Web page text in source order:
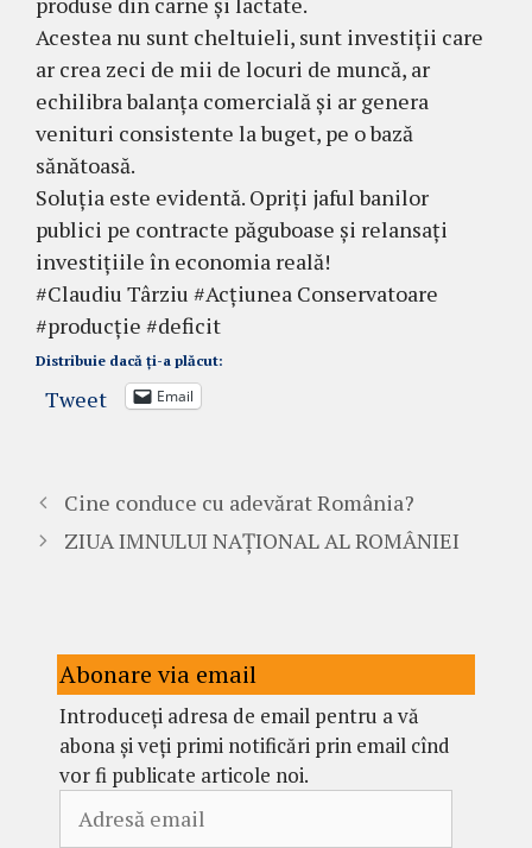
Acestea nu sunt cheltuieli, sunt investiții care
ar crea zeci de mii de locuri de muncă, ar
echilibra balanța comercială și ar genera
venituri consistente la buget, pe o bază
sănătoasă.
Soluția este evidentă. Opriți jaful banilor
publici pe contracte păguboase și relansați
investițiile în economia reală!
#Claudiu Târziu #Acțiunea Conservatoare
#producție #deficit
Distribuie dacă ți-a plăcut:
Tweet Email
Cine conduce cu adevărat România?
ZIUA IMNULUI NAȚIONAL AL ROMÂNIEI
Abonare via email
Introduceți adresa de email pentru a vă
abona și veți primi notificări prin email cînd
vor fi publicate articole noi.
email